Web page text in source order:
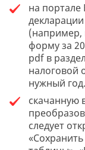
на
(например,
форму за
pdf в
налоговой
нужный год.
cкачанную
следует